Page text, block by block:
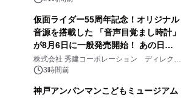
仮面ライダー55周年記念！オリジナル
音源を搭載した 「音声目覚まし時計」
が8月6日に一般発売開始！ あの日の
大興奮が今甦る
株式会社 秀建コーポレーション ディレクト
アートギャラリー
3時間前
神戸アンパンマンこどもミュージアム